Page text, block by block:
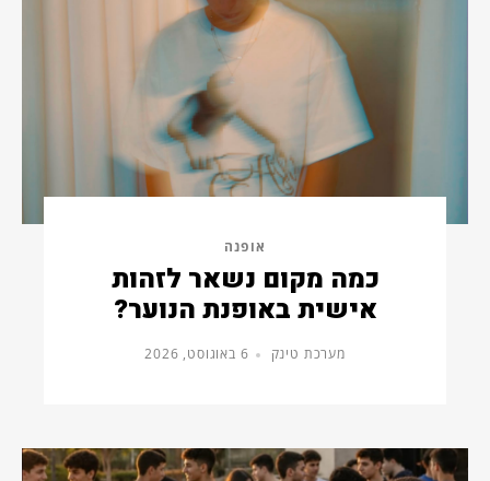
אופנה
כמה מקום נשאר לזהות
אישית באופנת הנוער?
מערכת טינק 6 באוגוסט, 2026